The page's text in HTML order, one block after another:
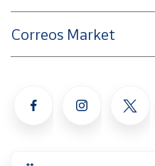
Correos Market